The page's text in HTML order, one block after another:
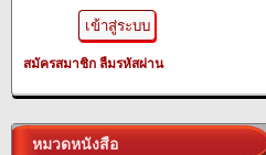
สมัครสมาชิก ลืมรหัสผ่าน
หมวดหนังสือ